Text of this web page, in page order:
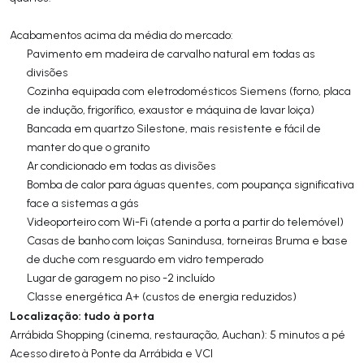
Acabamentos acima da média do mercado:
Pavimento em madeira de carvalho natural em todas as
divisões
Cozinha equipada com eletrodomésticos Siemens (forno, placa
de indução, frigorífico, exaustor e máquina de lavar loiça)
Bancada em quartzo Silestone, mais resistente e fácil de
manter do que o granito
Ar condicionado em todas as divisões
Bomba de calor para águas quentes, com poupança significativa
face a sistemas a gás
Videoporteiro com Wi-Fi (atende a porta a partir do telemóvel)
Casas de banho com loiças Sanindusa, torneiras Bruma e base
de duche com resguardo em vidro temperado
Lugar de garagem no piso -2 incluído
Classe energética A+ (custos de energia reduzidos)
Localização: tudo à porta
Arrábida Shopping (cinema, restauração, Auchan): 5 minutos a pé
Acesso direto à Ponte da Arrábida e VCI